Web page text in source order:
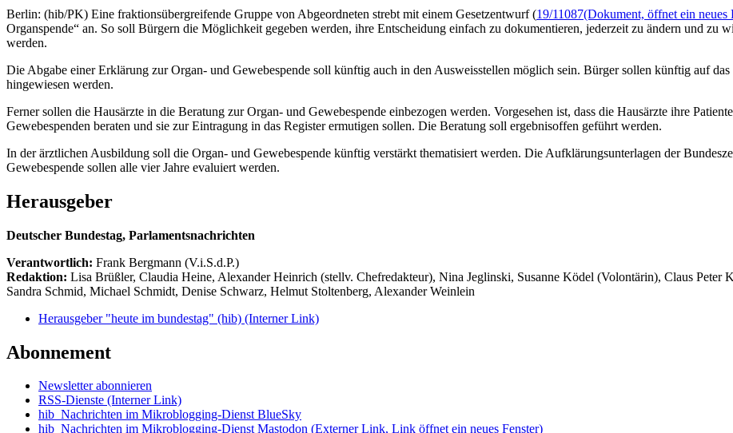
Berlin: (hib/PK) Eine fraktionsübergreifende Gruppe von Abgeordneten strebt mit einem Gesetzentwurf (19/11087(Dokument, öffnet ein neues
Organspende“ an. So soll Bürgern die Möglichkeit gegeben werden, ihre Entscheidung einfach zu dokumentieren, jederzeit zu ändern und zu
werden.
Die Abgabe einer Erklärung zur Organ- und Gewebespende soll künftig auch in den Ausweisstellen möglich sein. Bürger sollen künftig auf
hingewiesen werden.
Ferner sollen die Hausärzte in die Beratung zur Organ- und Gewebespende einbezogen werden. Vorgesehen ist, dass die Hausärzte ihre
Gewebespenden beraten und sie zur Eintragung in das Register ermutigen sollen. Die Beratung soll ergebnisoffen geführt werden.
In der ärztlichen Ausbildung soll die Organ- und Gewebespende künftig verstärkt thematisiert werden. Die Aufklärungsunterlagen der
Gewebespende sollen alle vier Jahre evaluiert werden.
Herausgeber
Deutscher Bundestag, Parlamentsnachrichten
Verantwortlich: Frank Bergmann (V.i.S.d.P.)
Redaktion: Lisa Brüßler, Claudia Heine, Alexander Heinrich (stellv. Chefredakteur), Nina Jeglinski, Susanne Ködel (Volontärin), Claus Peter
Sandra Schmid, Michael Schmidt, Denise Schwarz, Helmut Stoltenberg, Alexander Weinlein
Herausgeber "heute im bundestag" (hib) (Interner Link)
Abonnement
Newsletter abonnieren
RSS-Dienste (Interner Link)
hib_Nachrichten im Mikroblogging-Dienst BlueSky
hib_Nachrichten im Mikroblogging-Dienst Mastodon (Externer Link, Link öffnet ein neues Fenster)